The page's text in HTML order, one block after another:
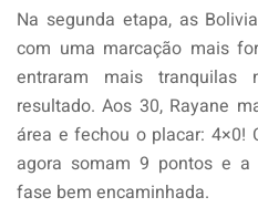
Na segunda etapa, as
com uma marcação mais
entraram mais tranquilas
resultado. Aos 30, Rayane
área e fechou o placar: 4×0!
agora somam 9 pontos e a
fase bem encaminhada.